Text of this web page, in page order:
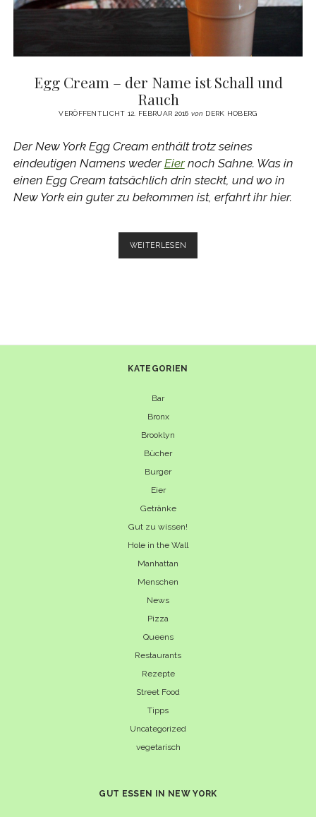
Egg Cream – der Name ist Schall und
Rauch
VERÖFFENTLICHT 12. FEBRUAR 2016 von DERK HOBERG
Der New York Egg Cream enthält trotz seines
eindeutigen Namens wederEiernoch Sahne. Was in
einen Egg Cream tatsächlich drin steckt, und wo in
New York ein guter zu bekommen ist, erfahrt ihr hier.
WEITERLESEN
CREAM
KATEGORIEN
Bar
Bronx
Brooklyn
Bücher
Burger
Eier
Getränke
Gut zu wissen!
Hole in the Wall
Manhattan
Menschen
News
Pizza
Queens
Restaurants
Rezepte
Street Food
Tipps
Uncategorized
vegetarisch
GUT ESSEN IN NEW YORK